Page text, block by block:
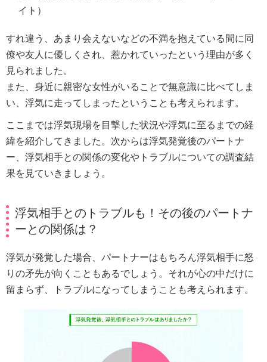
イト）
すれ違う、あまり会えないなどの不満を抱えている間に同
僚や友人に優しくされ、惹かれていったという理由が多く
見られました。
また、身近に親密な女性がいることで無意識に比べてしま
い、浮気に走ってしまったということも考えられます。
ここまでは浮気現場を目撃した状況や浮気に至るまでの経
緯を紹介してきました。次からは浮気発覚後のパートナ
ー、浮気相手との関係の変化やトラブルについての調査結
果を見ていきましょう。
浮気相手とのトラブルも！その後のパートナ
ーとの関係は？
浮気が発覚した場合、パートナーはもちろん浮気相手に怒
りの矛先が向くこともあるでしょう。それが心の中だけに
留まらず、トラブルになってしまうことも考えられます。